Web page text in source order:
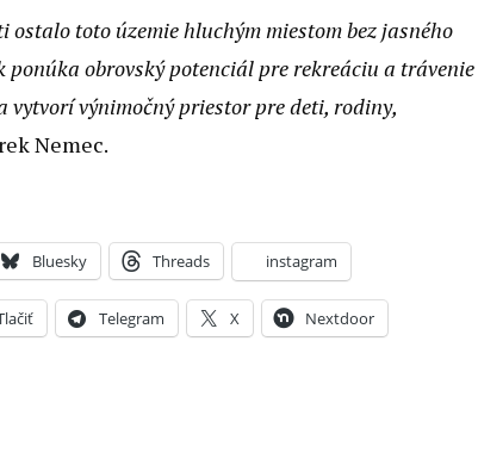
toto územie hluchým miestom bez jasného
obrovský potenciál pre rekreáciu a trávenie
vytvorí výnimočný priestor pre deti, rodiny,
Nemec.
Bluesky Threads instagram
Telegram X Nextdoor